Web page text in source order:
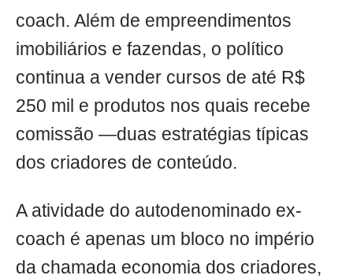
coach. Além de empreendimentos
imobiliários e fazendas, o político
continua a vender cursos de até R$
250 mil e produtos nos quais recebe
comissão —duas estratégias típicas
dos criadores de conteúdo.
A atividade do autodenominado ex-
coach é apenas um bloco no império
da chamada economia dos criadores,